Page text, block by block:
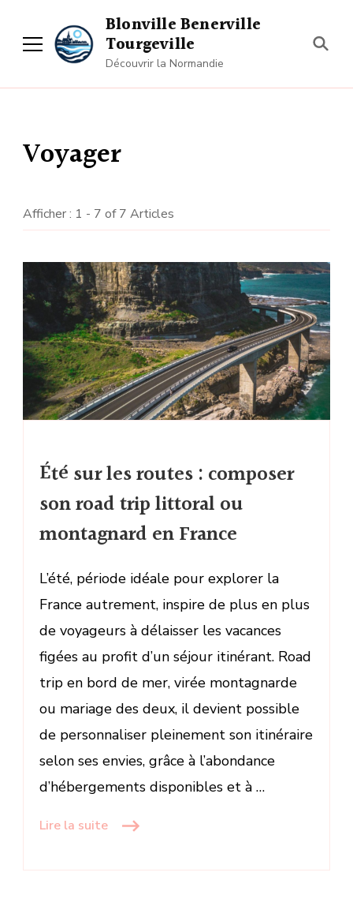
Blonville Benerville
Tourgeville
Découvrir la Normandie
Voyager
Afficher : 1 - 7 of 7 Articles
Été sur les routes : composer
son road trip littoral ou
montagnard en France
L’été, période idéale pour explorer la
France autrement, inspire de plus en plus
de voyageurs à délaisser les vacances
figées au profit d’un séjour itinérant. Road
trip en bord de mer, virée montagnarde
ou mariage des deux, il devient possible
de personnaliser pleinement son itinéraire
selon ses envies, grâce à l’abondance
d’hébergements disponibles et à …
Lire la suite